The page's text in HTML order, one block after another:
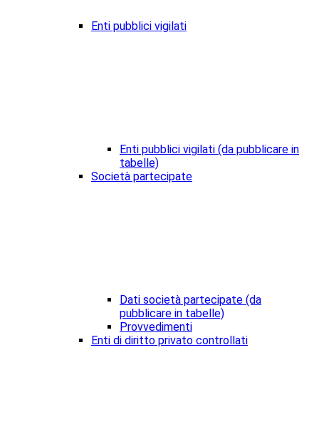
Enti pubblici vigilati
Enti pubblici vigilati (da pubblicare in
tabelle)
Società partecipate
Dati società partecipate (da
pubblicare in tabelle)
Provvedimenti
Enti di diritto privato controllati